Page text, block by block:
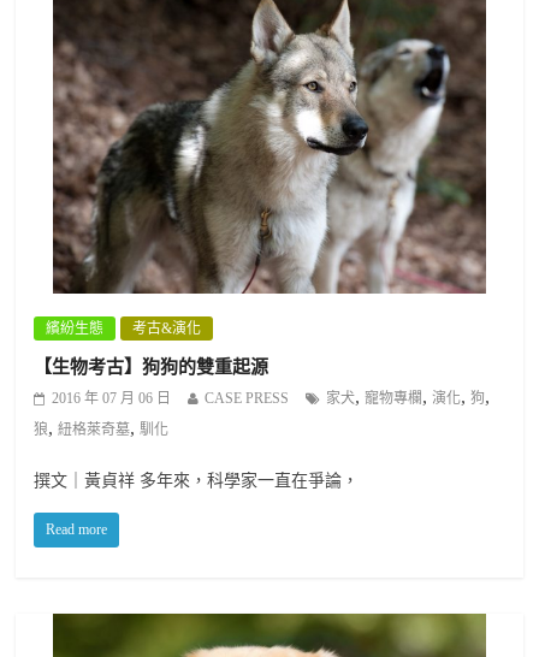
繽紛生態 考古&演化
【生物考古】狗狗的雙重起源
2016 年 07 月 06 日 CASE PRESS 家犬,寵物專欄 ,演化,狗,
狼,紐格萊奇墓,馴化
撰文｜黃貞祥 多年來，科學家一直在爭論，
Read more